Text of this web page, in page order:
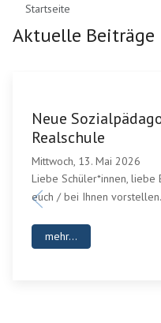
Startseite
Aktuelle Beiträge
Neue
Realschule
Mittwoch, 13. Mai 2026
Liebe Schüler*innen, liebe
euch / bei Ihnen
mehr...